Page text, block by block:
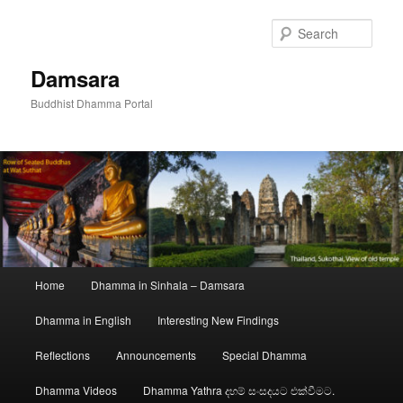
Damsara
Buddhist Dhamma Portal
Home Dhamma in Sinhala – Damsara
Dhamma in English Interesting New Findings
Reflections Announcements Special Dhamma
Dhamma Videos Dhamma Yathra දහම් සංසදයට එක්වීමට.